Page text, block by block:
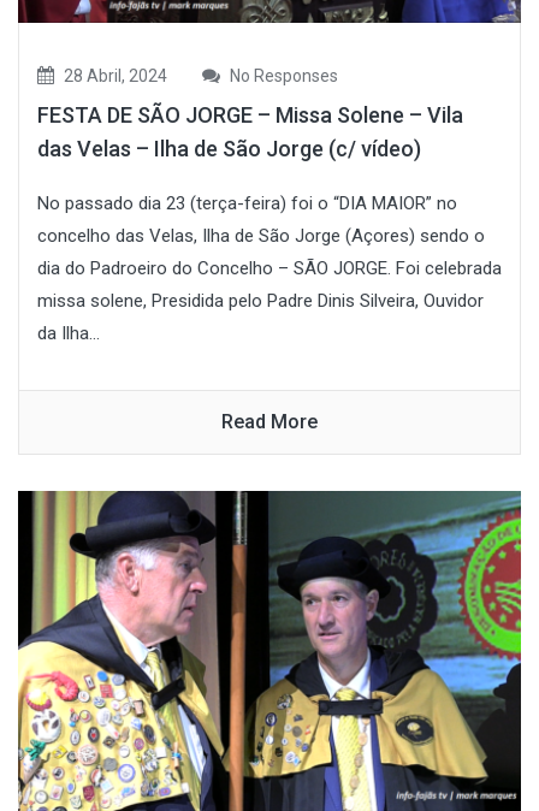
28 Abril, 2024 No Responses
FESTA DE SÃO JORGE – Missa Solene – Vila
das Velas – Ilha de São Jorge (c/ vídeo)
No passado dia 23 (terça-feira) foi o “DIA MAIOR” no
concelho das Velas, Ilha de São Jorge (Açores) sendo o
dia do Padroeiro do Concelho – SÃO JORGE. Foi celebrada
missa solene, Presidida pelo Padre Dinis Silveira, Ouvidor
da Ilha...
Read More